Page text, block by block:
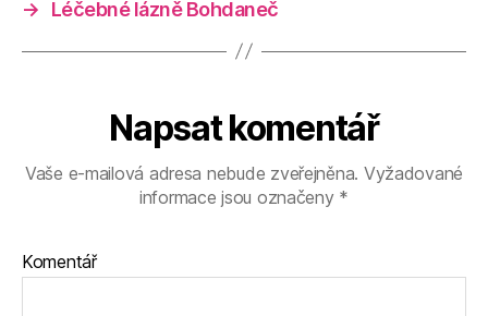
→
Léčebné lázně Bohdaneč
Napsat komentář
Vaše e-mailová adresa nebude zveřejněna. Vyžadované
informace jsou označeny *
Komentář